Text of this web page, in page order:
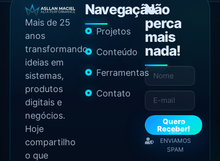
Mais de 25
anos
transformando
ideias em
sistemas,
produtos
digitais e
negócios.
Hoje
compartilho
o que
Navegação
Projetos
Conteúdo
Ferramentas
Contato
Não
perca
mais
nada!
Quero
Receber!
NÃO
ENVIAMOS
SPAM